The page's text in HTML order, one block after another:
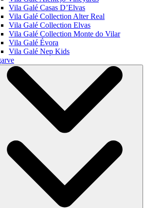
Vila Galé Casas D’Elvas
Vila Galé Collection Alter Real
Vila Galé Collection Elvas
Vila Galé Collection Monte do Vilar
Vila Galé Évora
Vila Galé Nep Kids